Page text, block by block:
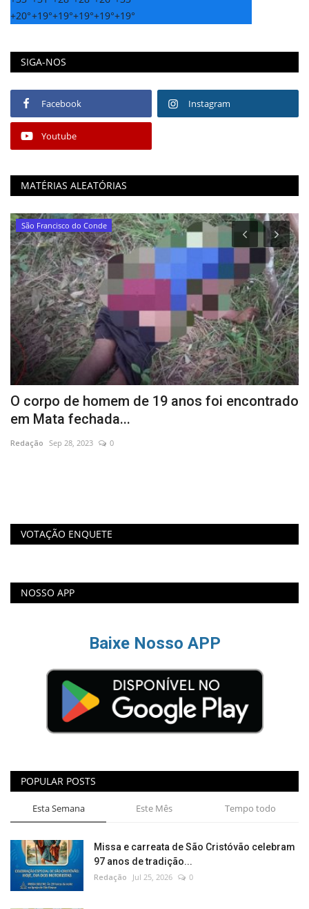
+20°+19°+19°+19°+19°+19°
SIGA-NOS
Facebook Instagram
Youtube
MATÉRIAS ALEATÓRIAS
São Francisco do Conde
O corpo de homem de 19 anos foi encontrado
em Mata fechada...
Redação Sep 28, 2023 0
VOTAÇÃO ENQUETE
NOSSO APP
Baixe Nosso APP
POPULAR POSTS
Esta Semana Este Mês Tempo todo
Missa e carreata de São Cristóvão celebram
97 anos de tradição...
Redação Jul 25, 2026 0